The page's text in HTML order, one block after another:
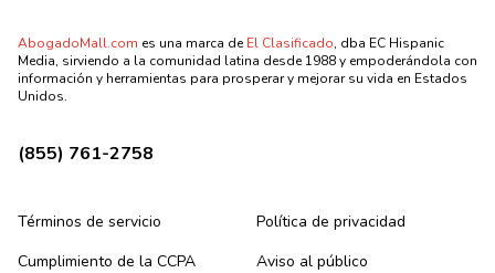
AbogadoMall.com es una marca deEl Clasificado, dba EC Hispanic
Media, sirviendo a la comunidad latina desde 1988 y empoderándola con
información y herramientas para prosperar y mejorar su vida en Estados
Unidos.
(855) 761-2758
Términos de servicio
Política de privacidad
Cumplimiento de la CCPA
Aviso al público